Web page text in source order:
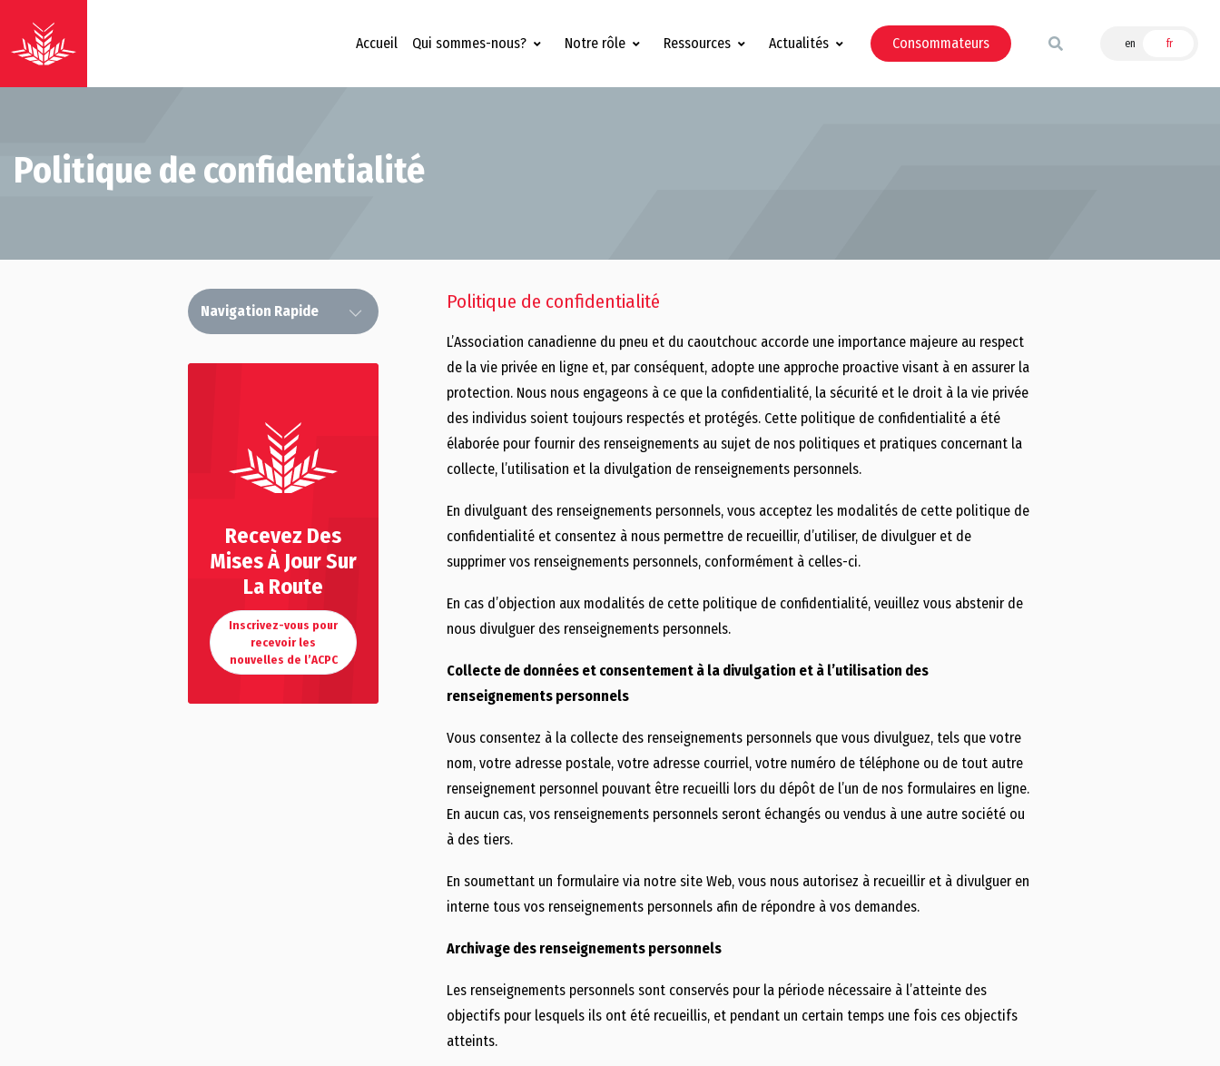
Accueil Qui sommes-nous? Notre rôle Ressources Actualités Consommateurs en fr
Politique de confidentialité
Navigation Rapide
Recevez Des
Mises À Jour Sur
La Route
Inscrivez-vous pour
recevoir les
nouvelles de l’ACPC
Politique de confidentialité
L’Association canadienne du pneu et du caoutchouc accorde une importance majeure au respect
de la vie privée en ligne et, par conséquent, adopte une approche proactive visant à en assurer la
protection. Nous nous engageons à ce que la confidentialité, la sécurité et le droit à la vie privée
des individus soient toujours respectés et protégés. Cette politique de confidentialité a été
élaborée pour fournir des renseignements au sujet de nos politiques et pratiques concernant la
collecte, l’utilisation et la divulgation de renseignements personnels.
En divulguant des renseignements personnels, vous acceptez les modalités de cette politique de
confidentialité et consentez à nous permettre de recueillir, d’utiliser, de divulguer et de
supprimer vos renseignements personnels, conformément à celles-ci.
En cas d’objection aux modalités de cette politique de confidentialité, veuillez vous abstenir de
nous divulguer des renseignements personnels.
Collecte de données et consentement à la divulgation et à l’utilisation des
renseignements personnels
Vous consentez à la collecte des renseignements personnels que vous divulguez, tels que votre
nom, votre adresse postale, votre adresse courriel, votre numéro de téléphone ou de tout autre
renseignement personnel pouvant être recueilli lors du dépôt de l’un de nos formulaires en ligne.
En aucun cas, vos renseignements personnels seront échangés ou vendus à une autre société ou
à des tiers.
En soumettant un formulaire via notre site Web, vous nous autorisez à recueillir et à divulguer en
interne tous vos renseignements personnels afin de répondre à vos demandes.
Archivage des renseignements personnels
Les renseignements personnels sont conservés pour la période nécessaire à l’atteinte des
objectifs pour lesquels ils ont été recueillis, et pendant un certain temps une fois ces objectifs
atteints.